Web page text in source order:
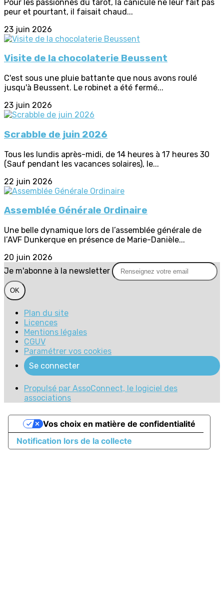
Pour les passionnés du tarot, la canicule ne leur fait pas
peur et pourtant, il faisait chaud...
23 juin 2026
Visite de la chocolaterie Beussent
C'est sous une pluie battante que nous avons roulé
jusqu'à Beussent. Le robinet a été fermé...
23 juin 2026
Scrabble de juin 2026
Tous les lundis après-midi, de 14 heures à 17 heures 30
(Sauf pendant les vacances solaires), le...
22 juin 2026
Assemblée Générale Ordinaire
Une belle dynamique lors de l’assemblée générale de
l’AVF Dunkerque en présence de Marie-Danièle...
20 juin 2026
Je m'abonne à la newsletter
OK
Plan du site
Licences
Mentions légales
CGUV
Paramétrer vos cookies
Se connecter
Propulsé par AssoConnect, le logiciel des
associations
Notification lors de la collecte
Vos choix en matière de confidentialité